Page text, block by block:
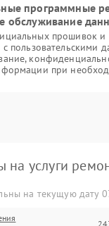
программные
обслуживание
прошивок и
с пользовательскими
при
на услуги
на текущую дату